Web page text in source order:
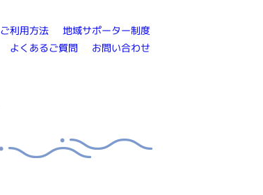
ご利用方法 地域サポーター制度
よくあるご質問 お問い合わせ